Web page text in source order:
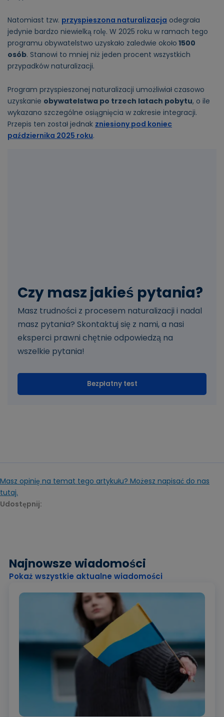
Natomiast tzw. przyspieszona naturalizacja odegrała
jedynie bardzo niewielką rolę. W 2025 roku w ramach tego
programu obywatelstwo uzyskało zaledwie około 1500
osób. Stanowi to mniej niż jeden procent wszystkich
przypadków naturalizacji.
Program przyspieszonej naturalizacji umożliwiał czasowo
uzyskanie obywatelstwa po trzech latach pobytu, o ile
wykazano szczególne osiągnięcia w zakresie integracji.
Przepis ten został jednak zniesiony pod koniec
października 2025 roku.
Czy masz jakieś pytania?
Masz trudności z procesem naturalizacji i nadal
masz pytania? Skontaktuj się z nami, a nasi
eksperci prawni chętnie odpowiedzą na
wszelkie pytania!
Bezpłatny test
Masz opinię na temat tego artykułu? Możesz napisać do nas
tutaj.
Udostępnij:
Najnowsze wiadomości
Pokaż wszystkie aktualne wiadomości